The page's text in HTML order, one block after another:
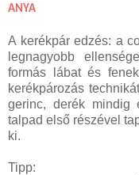
ANYA
A kerékpár edzés: a
legnagyobb
formás lábat és
kerékpározás
gerinc, derék mindig
talpad első részével
ki.
Tipp: